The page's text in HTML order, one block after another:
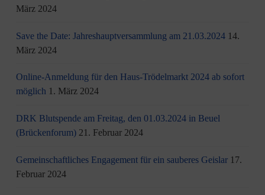
März 2024
Save the Date: Jahreshauptversammlung am 21.03.2024 14.
März 2024
Online-Anmeldung für den Haus-Trödelmarkt 2024 ab sofort
möglich 1. März 2024
DRK Blutspende am Freitag, den 01.03.2024 in Beuel
(Brückenforum) 21. Februar 2024
Gemeinschaftliches Engagement für ein sauberes Geislar 17.
Februar 2024